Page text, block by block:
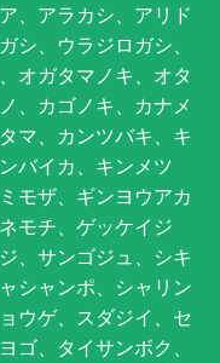
、アラカシ、アリド
シ、ウラジロガシ、
オガタマノキ、オタ
、カゴノキ、カナメ
マ、カンツバキ、キ
バイカ、キンメツ
モザ、ギンヨウアカ
モチ、ゲッケイジ
、サンゴジュ、シキ
シャンポ、シャリン
ウゲ、スダジイ、セ
ゴ、タイサンボク、